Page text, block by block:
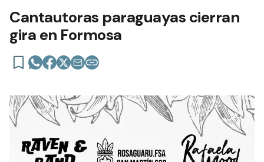
Cantautoras paraguayas cierran
gira en Formosa